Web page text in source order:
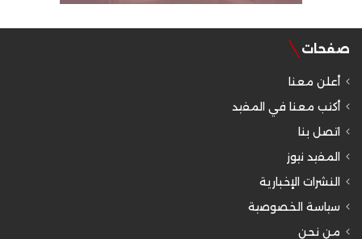
صفحات
أعلن معنا
أكتب معنا في المفيد
اتصل بنا
المفيد نيوز
النشرات الإخبارية
سياسة الخصوصية
من نحن